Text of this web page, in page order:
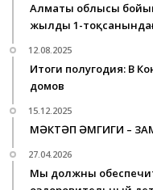
Алматы облысы
жылдың 1-
12.08.2025
Итоги полугодия: В
домов
15.12.2025
МӘКТӘП ӘМГИГИ –
27.04.2026
Мы должны